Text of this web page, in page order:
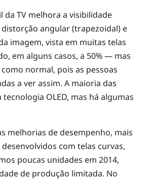
da TV melhora a visibilidade
angular (trapezoidal) e
imagem, vista em muitas telas
em alguns casos, a 50% — mas
normal, pois as pessoas
a ver assim. A maioria das
tecnologia OLED, mas há algumas
melhorias de desempenho, mais
com telas curvas,
poucas unidades em 2014,
de produção limitada. No